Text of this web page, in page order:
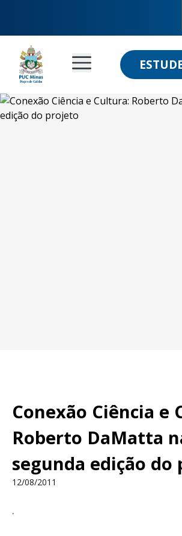
Conexão Ciência e
Roberto DaMatta
segunda edição do
12/08/2011
.